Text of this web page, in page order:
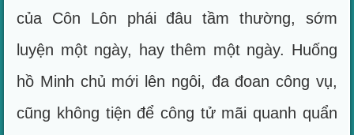
của Côn Lôn phái đâu tầm thường, sớm
luyện một ngày, hay thêm một ngày. Huống
hồ Minh chủ mới lên ngôi, đa đoan công vụ,
cũng không tiện để công tử mãi quanh quẩn